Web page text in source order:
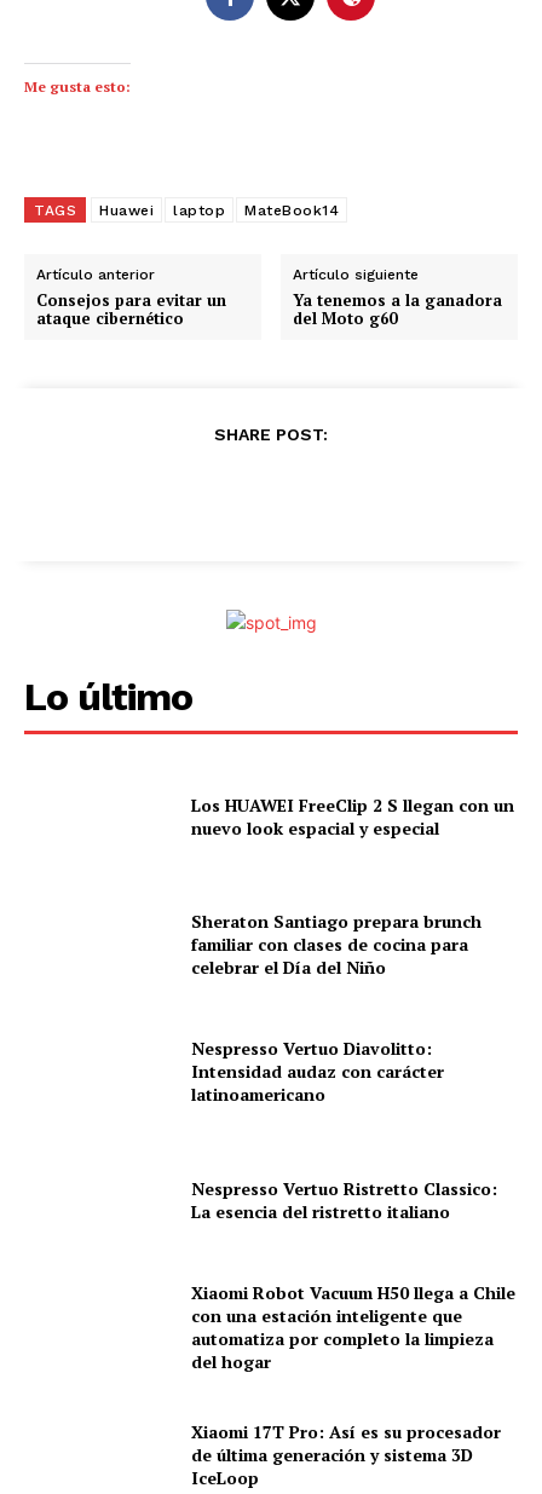
HUAWEI MateBook 14
Me gusta esto:
TAGS Huawei laptop MateBook14
Artículo anterior
Consejos para evitar un
ataque cibernético
Artículo siguiente
Ya tenemos a la ganadora
del Moto g60
SHARE POST:
Lo último
Los HUAWEI FreeClip 2 S llegan con un
nuevo look espacial y especial
Sheraton Santiago prepara brunch
familiar con clases de cocina para
celebrar el Día del Niño
Nespresso Vertuo Diavolitto:
Intensidad audaz con carácter
latinoamericano
Nespresso Vertuo Ristretto Classico:
La esencia del ristretto italiano
Xiaomi Robot Vacuum H50 llega a Chile
con una estación inteligente que
automatiza por completo la limpieza
del hogar
Xiaomi 17T Pro: Así es su procesador
de última generación y sistema 3D
IceLoop